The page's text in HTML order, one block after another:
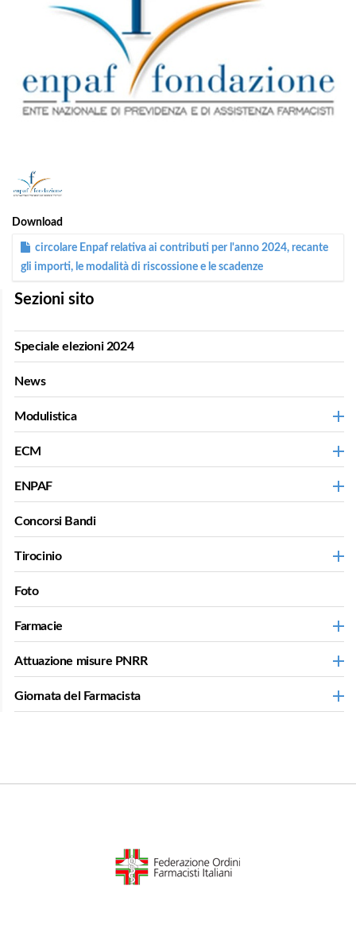
Download
circolare Enpaf relativa ai contributi per l'anno 2024, recante
gli importi, le modalità di riscossione e le scadenze
Sezioni sito
Speciale elezioni 2024
News
Modulistica
ECM
ENPAF
Concorsi Bandi
Tirocinio
Foto
Farmacie
Attuazione misure PNRR
Giornata del Farmacista